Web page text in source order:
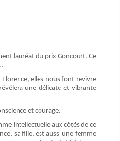
lauréat du prix Goncourt. Ce
elles nous font revivre
une délicate et vibrante
et courage.
intellectuelle aux côtés de ce
sa fille, est aussi une femme